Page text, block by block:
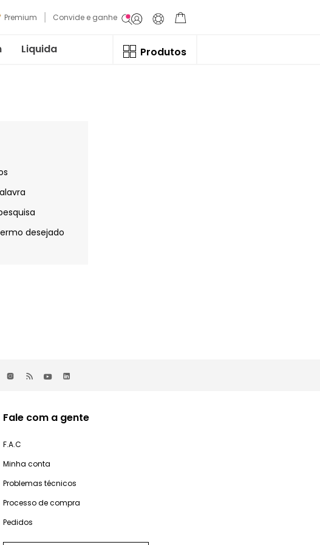
Premium Convide e ganhe
Liquida Produtos
desejado
Fale com a gente
F.A.C
Minha conta
Problemas técnicos
Processo de compra
Pedidos